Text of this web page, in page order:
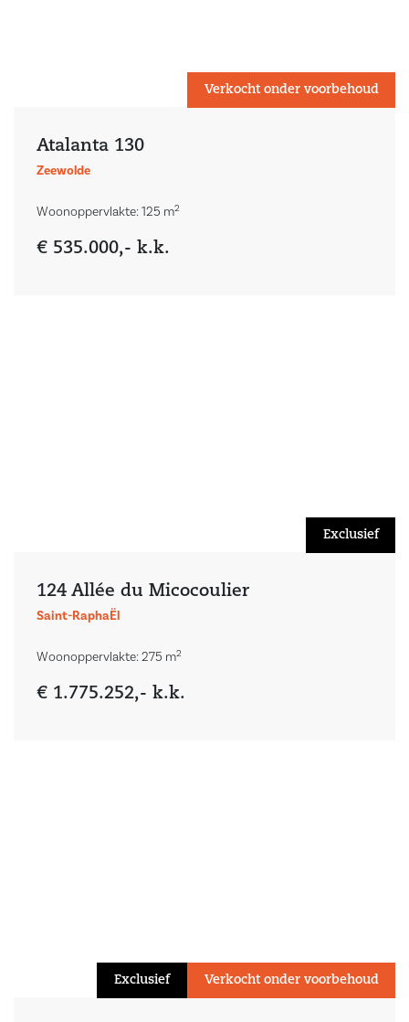
Verkocht onder voorbehoud
Atalanta 130
Zeewolde
Woonoppervlakte: 125 m2
€ 535.000,- k.k.
Exclusief
124 Allée du Micocoulier
Saint-RaphaËl
Woonoppervlakte: 275 m2
€ 1.775.252,- k.k.
Exclusief Verkocht onder voorbehoud